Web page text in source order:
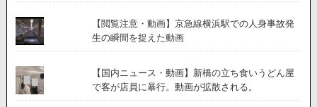
【閲覧注意・動画】京急線横浜駅での人身事故発
生の瞬間を捉えた動画
【国内ニュース・動画】新橋の立ち食いうどん屋
で客が店員に暴行。動画が拡散される。